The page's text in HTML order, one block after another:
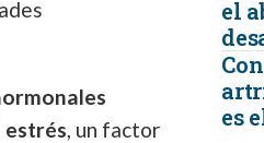
estrés, un factor
el
es